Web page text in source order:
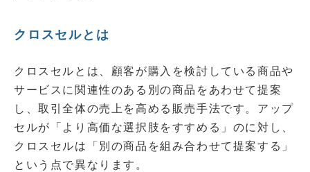
クロスセルとは
クロスセルとは、顧客が購入を検討している商品や
サービスに関連性のある別の商品をあわせて提案
し、取引全体の売上を高める販売手法です。アップ
セルが「より高価な選択肢をすすめる」のに対し、
クロスセルは「別の商品を組み合わせて提案する」
という点で異なります。